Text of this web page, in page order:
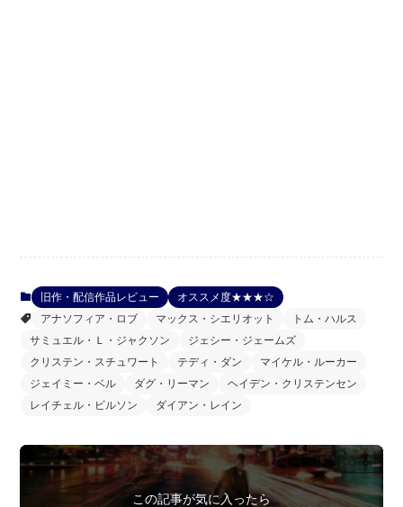
旧作・配信作品レビュー
オススメ度★★★☆
アナソフィア・ロブ
マックス・シエリオット
トム・ハルス
サミュエル・Ｌ・ジャクソン
ジェシー・ジェームズ
クリステン・スチュワート
テディ・ダン
マイケル・ルーカー
ジェイミー・ベル
ダグ・リーマン
ヘイデン・クリステンセン
レイチェル・ビルソン
ダイアン・レイン
この記事が気に入ったら